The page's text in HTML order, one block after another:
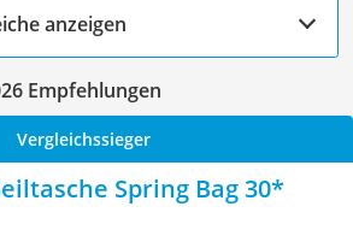
anzeigen
Empfehlungen
Vergleichssieger
Spring Bag 30